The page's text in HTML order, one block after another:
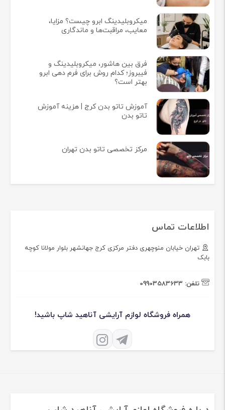
میکروبلیدینگ ابرو چیست؟ مزایا،
معایب، مراقبت‌ها و ماندگاری
فرق بین هاشور، میکروبلیدینگ و
فیبروز؛ کدام روش برای فرم دهی ابرو
بهتر است؟
آموزش تاتو بدن کرج | هزینه آموزش
تاتو بدن
مرکز تخصصی تاتو بدن تهران
اطلاعات تماس
تهران خیابان منوچهری دفتر مرکزی کرج جهانشهر بلوار مولانا کوچه
بابک
تلفن: 09903583633
همراه فروشگاه لوازم آرایشی آناهید شاپ باشید!